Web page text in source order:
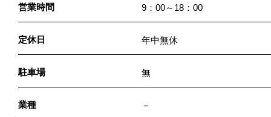
営業時間 9：00～18：00
定休日 年中無休
駐車場 無
業種 －